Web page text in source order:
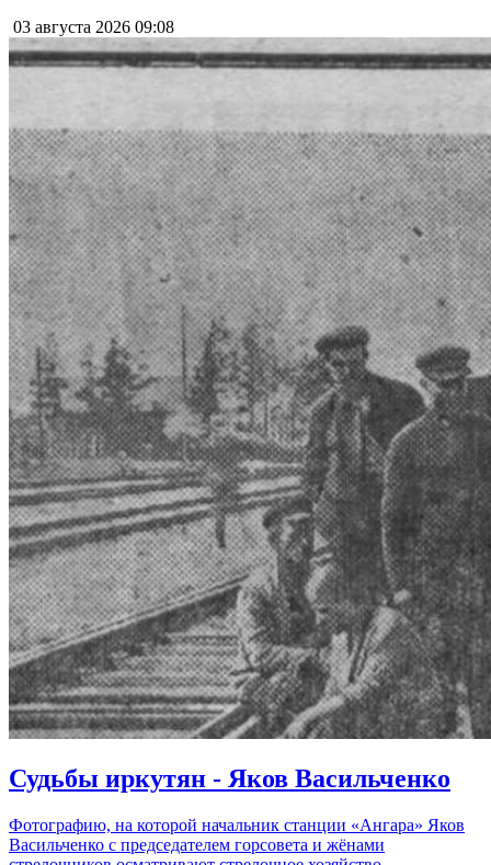
03 августа 2026 09:08
Судьбы иркутян - Яков Васильченко
Фотографию, на которой начальник станции «Ангара» Яков
Васильченко с председателем горсовета и жёнами